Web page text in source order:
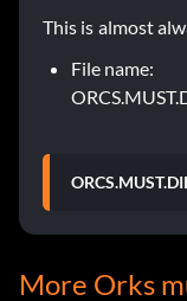
This is almost
File name:
More Orks